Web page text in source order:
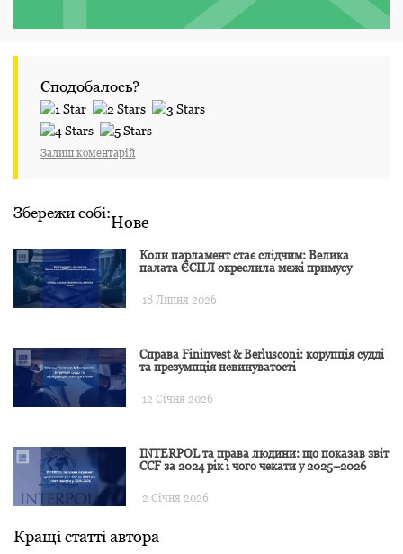
Сподобалось?
Залиш коментарій
Збережи собі:Нове
Коли парламент стає слідчим: Велика
палата ЄСПЛ окреслила межі примусу
18 Липня 2026
Справа Fininvest & Berlusconi: корупція судді
та презумпція невинуватості
12 Січня 2026
INTERPOL та права людини: що показав звіт
CCF за 2024 рік і чого чекати у 2025–2026
2 Січня 2026
Кращі статті автора